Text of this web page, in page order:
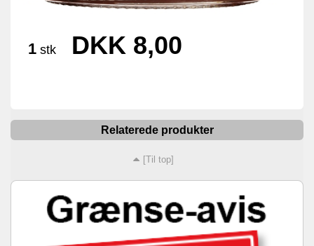
1 stk DKK 8,00
Relaterede produkter
[Til top]